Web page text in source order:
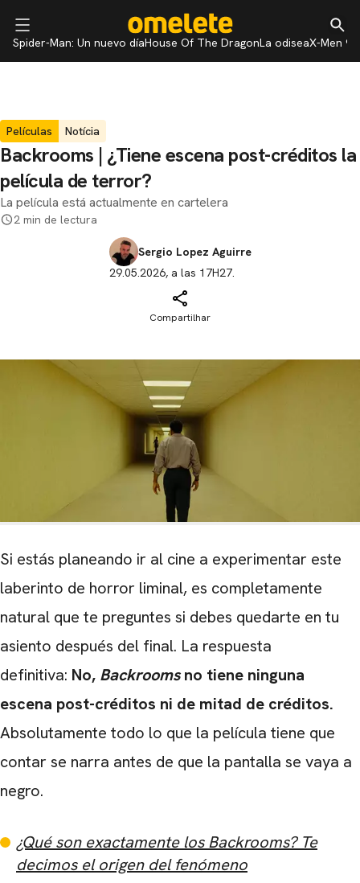
Spider-Man: Un nuevo díaHouse Of The DragonLa odiseaX-Men 97
Películas Notícia
Backrooms | ¿Tiene escena post-créditos la
película de terror?
La película está actualmente en cartelera
2 min de lectura
Sergio Lopez Aguirre
29.05.2026, a las 17H27.
Compartilhar
Si estás planeando ir al cine a experimentar este
laberinto de horror liminal, es completamente
natural que te preguntes si debes quedarte en tu
asiento después del final. La respuesta
definitiva: No, Backroomsno tiene ninguna
escena post-créditos ni de mitad de créditos.
Absolutamente todo lo que la película tiene que
contar se narra antes de que la pantalla se vaya a
negro.
¿Qué son exactamente los Backrooms? Te
decimos el origen del fenómeno